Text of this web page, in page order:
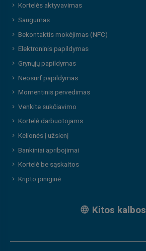
Kortelės aktyvavimas
Saugumas
Bekontaktis mokėjimas (NFC)
Elektroninis papildymas
Grynųjų papildymas
Neosurf papildymas
Momentinis pervedimas
Venkite sukčiavimo
Kortelė darbuotojams
Kelionės į užsienį
Bankiniai apribojimai
Kortelė be sąskaitos
Kripto piniginė
Kitos kalbos